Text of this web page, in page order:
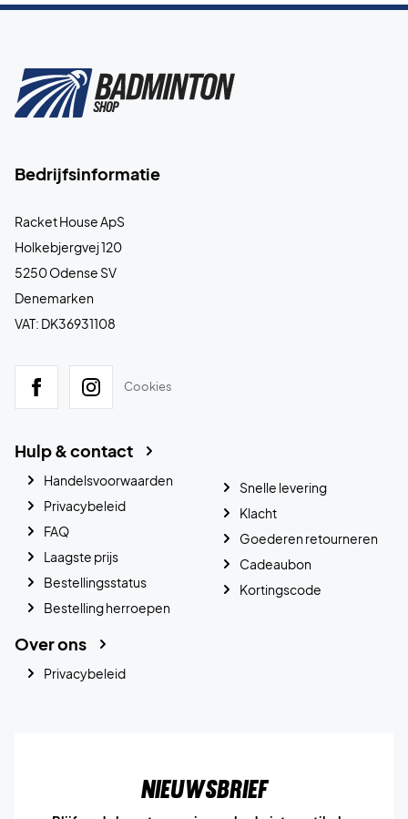
Bedrijfsinformatie
Racket House ApS
Holkebjergvej 120
5250 Odense SV
Denemarken
VAT: DK36931108
Cookies
Hulp & contact
Handelsvoorwaarden
Privacybeleid
FAQ
Laagste prijs
Bestellingsstatus
Bestelling herroepen
Snelle levering
Klacht
Goederen retourneren
Cadeaubon
Kortingscode
Over ons
Privacybeleid
Nieuwsbrief